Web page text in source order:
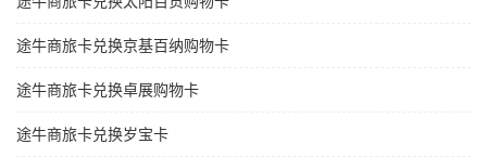
途牛商旅卡兑换京基百纳购物卡
途牛商旅卡兑换卓展购物卡
途牛商旅卡兑换岁宝卡